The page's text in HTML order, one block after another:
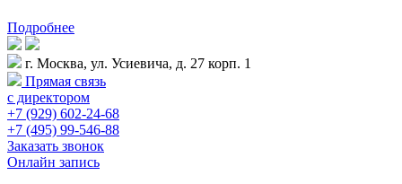
Подробнее
г. Москва, ул. Усиевича, д. 27 корп. 1
Прямая связь
с директором
+7 (929) 602-24-68
+7 (495) 99-546-88
Заказать звонок
Онлайн запись